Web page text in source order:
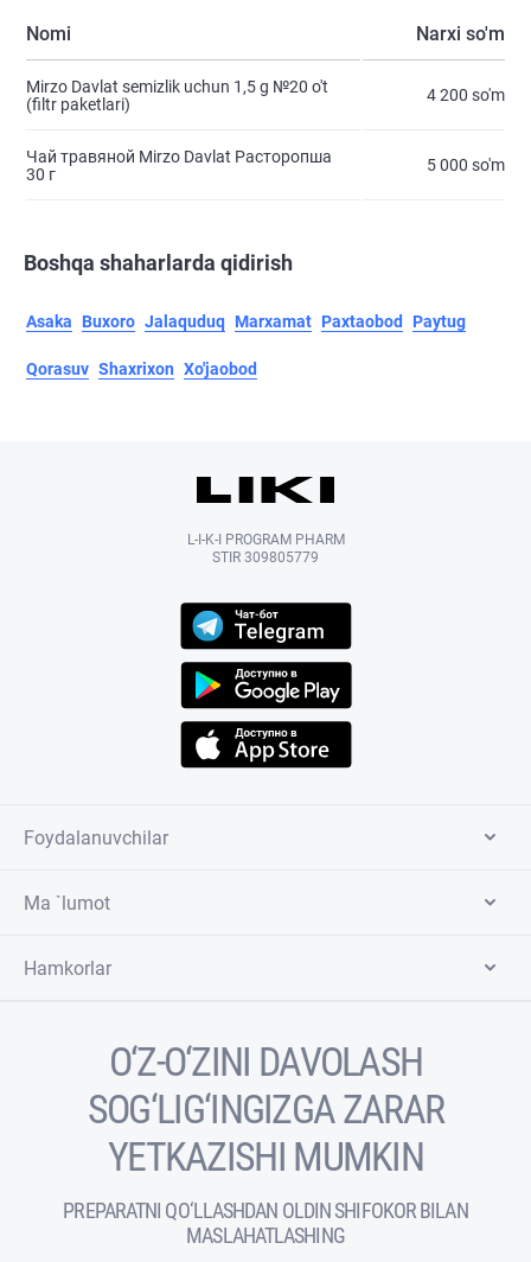
Nomi Narxi so'm
Mirzo Davlat semizlik uchun 1,5 g №20 o't
(filtr paketlari)
4 200 so'm
Чай травяной Mirzo Davlat Расторопша
30 г
5 000 so'm
Boshqa shaharlarda qidirish
Asaka Buxoro Jalaquduq Marxamat Paxtaobod Paytug
Qorasuv Shaxrixon Xo'jaobod
L-I-K-I PROGRAM PHARM
STIR 309805779
Foydalanuvchilar
Ma `lumot
Hamkorlar
O‘Z-O‘ZINI DAVOLASH
SOG‘LIG‘INGIZGA ZARAR
YETKAZISHI MUMKIN
PREPARATNI QO‘LLASHDAN OLDIN SHIFOKOR BILAN
MASLAHATLASHING